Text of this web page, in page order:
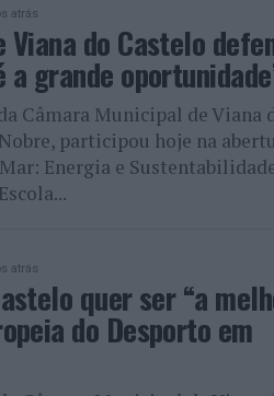
atrás
Viana do Castelo
a grande
Câmara Municipal de Viana
participou hoje na
Energia e
atrás
quer ser “a
do Desporto em